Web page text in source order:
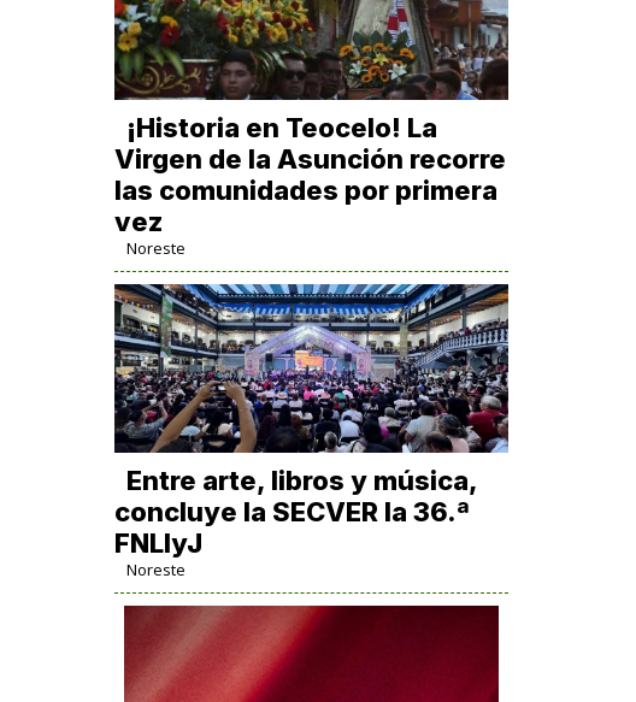
​¡Historia en Teocelo! La
Virgen de la Asunción recorre
las comunidades por primera
vez
Noreste
Entre arte, libros y música,
concluye la SECVER la 36.ª
FNLIyJ
Noreste